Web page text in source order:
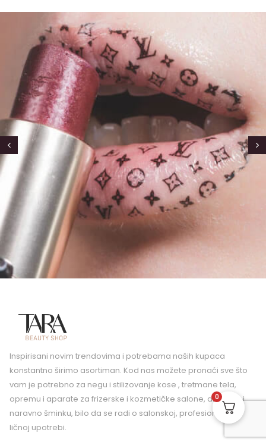
Inspirisani novim trendovima i potrebama naših kupaca
konstantno širimo asortiman. Kod nas možete pronaći sve što
vam je potrebno za negu i stilizovanje kose , tretmane tela,
opremu i aparate za frizerske i kozmetičke salone, air brush i
naravno šminku, bilo da se radi o salonskoj, profesionalnoj ili
ličnoj upotrebi.
0